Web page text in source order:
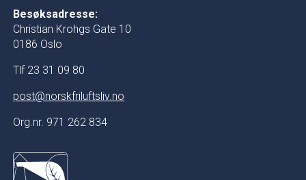
Besøksadresse:
Christian Krohgs Gate 10
0186 Oslo
Tlf 23 31 09 80
post@norskfriluftsliv.no
Org.nr. 971 262 834